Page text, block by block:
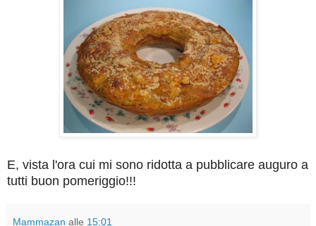
E, vista l'ora cui mi sono ridotta a pubblicare auguro a
tutti buon pomeriggio!!!
Mammazan alle 15:01